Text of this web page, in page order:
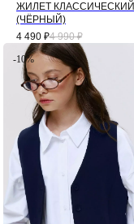
ЖИЛЕТ КЛАССИЧЕСКИЙ
(ЧЁРНЫЙ)
4 490 ₽4 990 ₽
-10%